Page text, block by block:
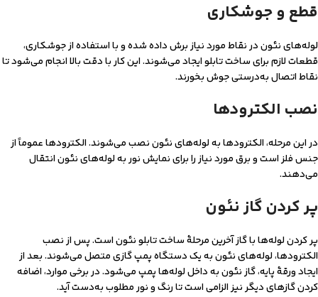
قطع و جوشکاری
لوله‌های نئون در نقاط مورد نیاز برش داده شده و با استفاده از جوشکاری،
قطعات لازم برای ساخت تابلو ایجاد می‌شوند. این کار با دقت بالا انجام می‌شود تا
نقاط اتصال به‌درستی جوش بخورند.
نصب الکترودها
در این مرحله، الکترودها به لوله‌های نئون نصب می‌شوند. الکترودها عموماً از
جنس فلز است و برق مورد نیاز را برای نمایش نور به لوله‌های نئون انتقال
می‌دهند.
پر کردن گاز نئون
پر کردن لوله‌ها با گاز آخرین مرحلۀ ساخت تابلو نئون است. پس از نصب
الکترودها، لوله‌های نئون به یک دستگاه پمپ گازی متصل می‌شوند. بعد از
ایجاد ورقۀ پایه، گاز نئون به داخل لوله‌ها پمپ می‌شود. در برخی موارد، اضافه
کردن گازهای دیگر نیز الزامی است تا رنگ و نور مطلوب به‌دست آید.